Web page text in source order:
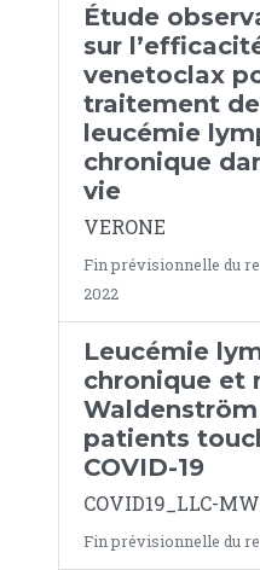
Étude
sur
venetoclax
traitement
leucémie
chronique
vie
VERONE
Fin prévisionnelle du
2022
Leucémie
chronique et
patients
COVID-19
COVID19_LLC-MW
Fin prévisionnelle du